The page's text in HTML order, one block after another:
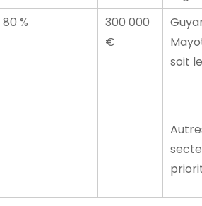
80 %
300 000
€
soit